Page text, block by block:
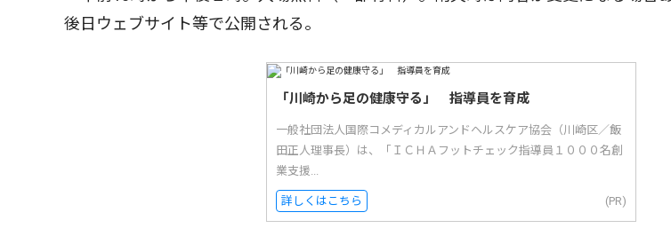
後日ウェブサイト等で公開される。
「川崎から足の健康守る」 指導員を育成
一般社団法人国際コメディカルアンドヘルスケア協会（川崎区／飯
田正人理事長）は、「ＩＣＨＡフットチェック指導員１０００名創
業支援...
詳しくはこちら (PR)